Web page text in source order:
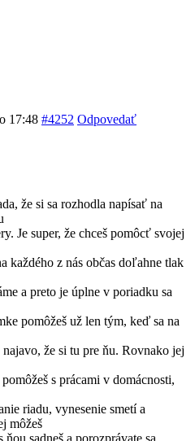
17:48 #4252 Odpovedať
že si sa rozhodla napísať na
Je super, že chceš pomôcť svojej
každého z nás občas doľahne tlak
a preto je úplne v poriadku sa
pomôžeš už len tým, keď sa na
že si tu pre ňu. Rovnako jej
s prácami v domácnosti,
riadu, vynesenie smetí a
môžeš
sadneš a porozprávate sa